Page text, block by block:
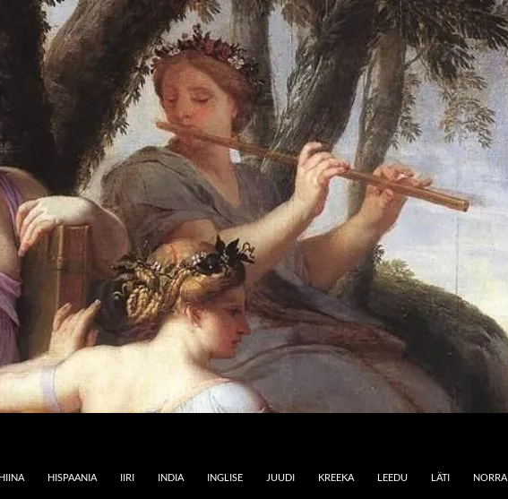
HIINA HISPAANIA IIRI INDIA INGLISE JUUDI KREEKA LEEDU LÄTI NORRA